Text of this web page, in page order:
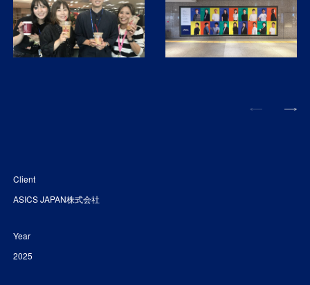
Client
ASICS JAPAN株式会社
Year
2025